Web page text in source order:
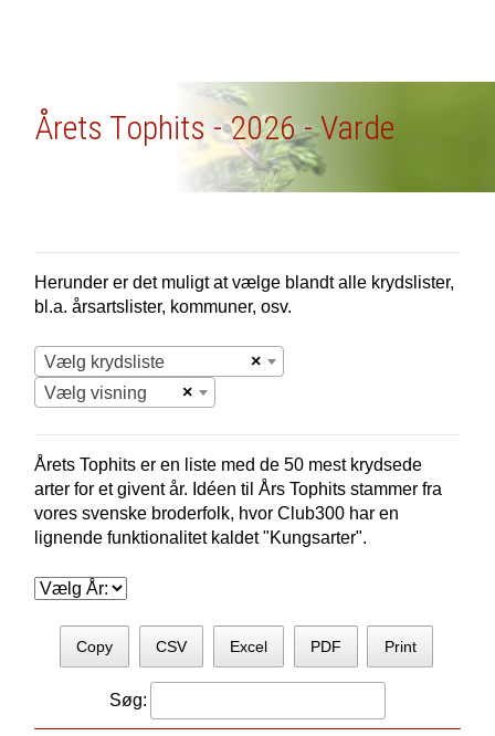
Årets Tophits - 2026 - Varde
Herunder er det muligt at vælge blandt alle krydslister,
bl.a. årsartslister, kommuner, osv.
×
Vælg krydsliste
×
Vælg visning
Årets Tophits er en liste med de 50 mest krydsede
arter for et givent år. Idéen til Års Tophits stammer fra
vores svenske broderfolk, hvor Club300 har en
lignende funktionalitet kaldet "Kungsarter".
Copy CSV Excel PDF Print
Søg: